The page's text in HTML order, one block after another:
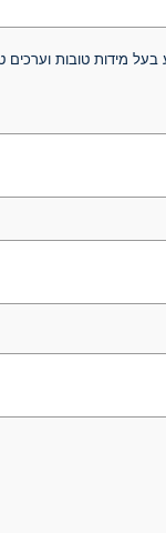
בעל מידות טובות וערכים